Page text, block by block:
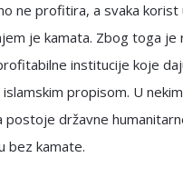
ne profitira, a svaka korist
je kamata. Zbog toga je
institucije koje
islamskim propisom. U
postoje državne
bez kamate.